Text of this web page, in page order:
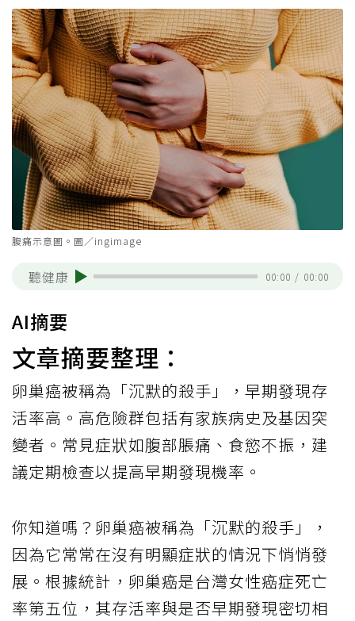
腹痛示意圖。圖／ingimage
聽健康 00:00 / 00:00
AI摘要
文章摘要整理：
卵巢癌被稱為「沉默的殺手」，早期發現存
活率高。高危險群包括有家族病史及基因突
變者。常見症狀如腹部脹痛、食慾不振，建
議定期檢查以提高早期發現機率。
你知道嗎？ 卵巢癌被稱為「沉默的殺手」，
因為它常常在沒有明顯症狀的情況下悄悄發
展。根據統計，卵巢癌是台灣女性癌症死亡
率第五位，其存活率與是否早期發現密切相